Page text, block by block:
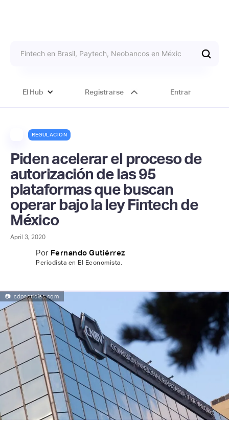
El Hub Registrarse Entrar
REGULACIÓN
Piden acelerar el proceso de
autorización de las 95
plataformas que buscan
operar bajo la ley Fintech de
México
April 3, 2020
Por Fernando Gutiérrez
Periodista en El Economista.
📷 sdpnoticias.com